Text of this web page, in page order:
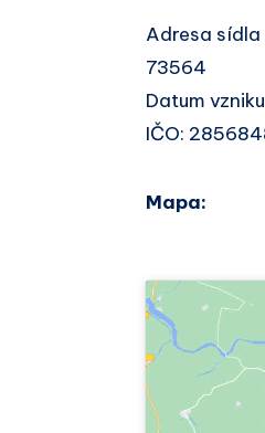
Adresa
73564
Datum
IČO:
Mapa: